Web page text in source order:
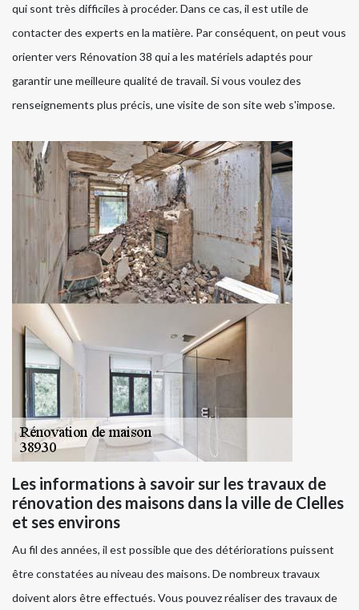
qui sont très difficiles à procéder. Dans ce cas, il est utile de
contacter des experts en la matière. Par conséquent, on peut vous
orienter vers Rénovation 38 qui a les matériels adaptés pour
garantir une meilleure qualité de travail. Si vous voulez des
renseignements plus précis, une visite de son site web s'impose.
Les informations à savoir sur les travaux de
rénovation des maisons dans la ville de Clelles
et ses environs
Au fil des années, il est possible que des détériorations puissent
être constatées au niveau des maisons. De nombreux travaux
doivent alors être effectués. Vous pouvez réaliser des travaux de